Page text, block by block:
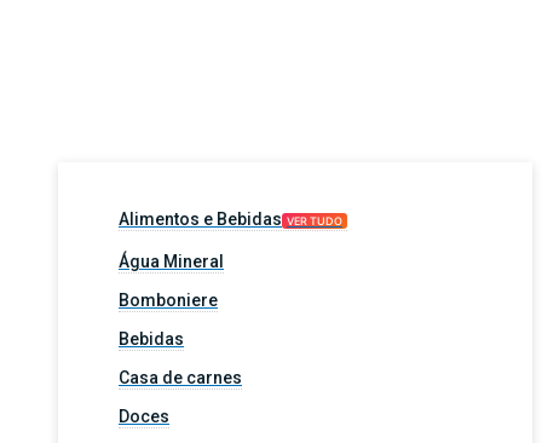
Alimentos e Bebidas VER TUDO
Água Mineral
Bomboniere
Bebidas
Casa de carnes
Doces